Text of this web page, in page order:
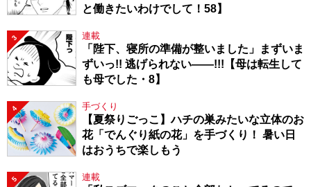
と働きたいわけでして！58】
3 連載
「陛下、寝所の準備が整いました」まずいま
ずいっ!! 逃げられない――!!!【母は転生して
も母でした・8】
4 手づくり
【夏祭りごっこ】ハチの巣みたいな立体のお
花「でんぐり紙の花」を手づくり！ 暑い日
はおうちで楽しもう
5 連載